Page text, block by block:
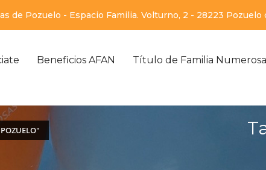
de Pozuelo - Espacio Familia. Volturno, 2 - 28223 Pozuelo
Beneficios AFAN Título de Familia Numerosa